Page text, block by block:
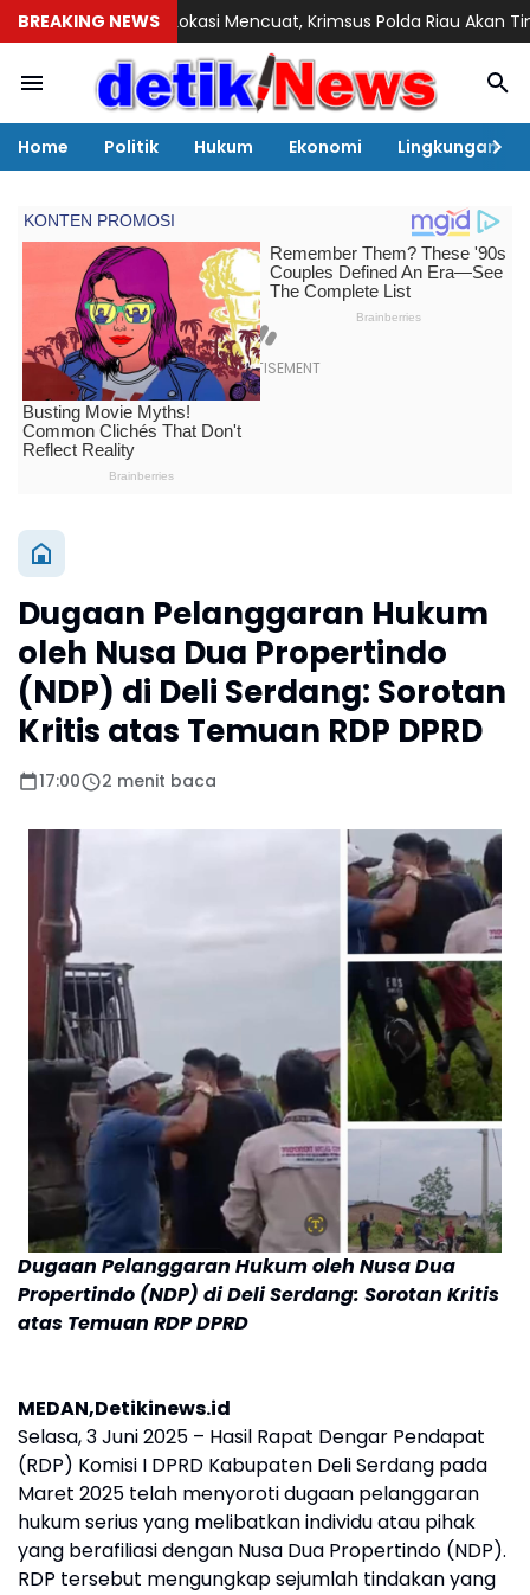
BREAKING NEWS
Lokasi Mencuat, Krimsus Polda Riau Akan Tinjauan Lokasi
Home Politik Hukum Ekonomi Lingkungan
Dugaan Pelanggaran Hukum
oleh Nusa Dua Propertindo
(NDP) di Deli Serdang: Sorotan
Kritis atas Temuan RDP DPRD
17:00 2 menit baca
Dugaan Pelanggaran Hukum oleh Nusa Dua
Propertindo (NDP) di Deli Serdang: Sorotan Kritis
atas Temuan RDP DPRD
MEDAN,Detikinews.id
Selasa, 3 Juni 2025 – Hasil Rapat Dengar Pendapat
(RDP) Komisi I DPRD Kabupaten Deli Serdang pada
Maret 2025 telah menyoroti dugaan pelanggaran
hukum serius yang melibatkan individu atau pihak
yang berafiliasi dengan Nusa Dua Propertindo (NDP).
RDP tersebut mengungkap sejumlah tindakan yang